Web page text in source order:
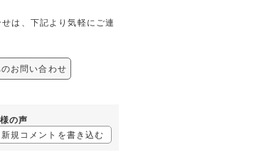
は、下記より気軽にご連
お問い合わせ
の声
新規コメントを書き込む